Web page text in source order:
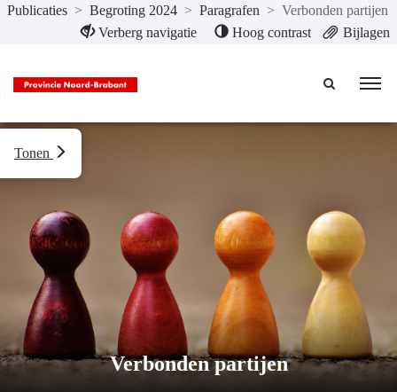
Naar hoofdinhoud
Publicaties > Begroting 2024 > Paragrafen > Verbonden partijen
Verberg navigatie
Hoog contrast Bijlagen
Verbonden partijen
Tonen